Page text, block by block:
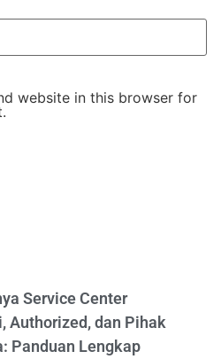
website in this browser for
Service Center
Authorized, dan Pihak
Panduan Lengkap